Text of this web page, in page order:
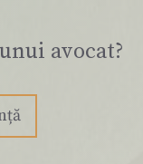
avocat?